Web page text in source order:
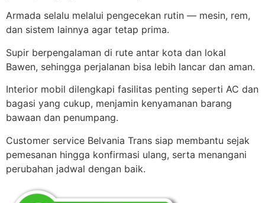
Armada selalu melalui pengecekan rutin — mesin, rem,
dan sistem lainnya agar tetap prima.
Supir berpengalaman di rute antar kota dan lokal
Bawen, sehingga perjalanan bisa lebih lancar dan aman.
Interior mobil dilengkapi fasilitas penting seperti AC dan
bagasi yang cukup, menjamin kenyamanan barang
bawaan dan penumpang.
Customer service Belvania Trans siap membantu sejak
pemesanan hingga konfirmasi ulang, serta menangani
perubahan jadwal dengan baik.